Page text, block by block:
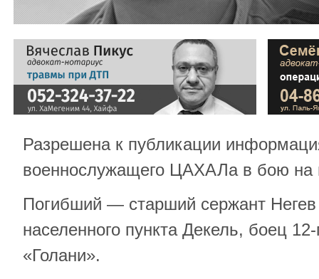
Разрешена к публикации
военнослужащего ЦАХАЛа в бою на
Погибший — старший сержант Негев
населенного пункта Декель, боец
«Голани».